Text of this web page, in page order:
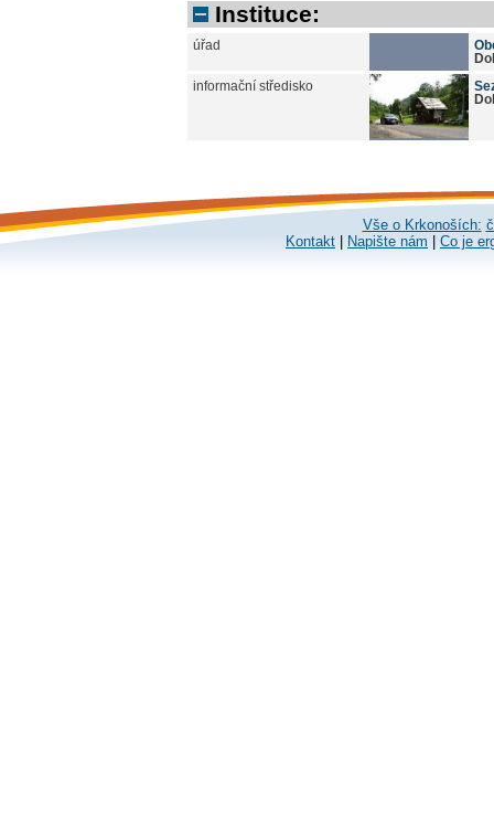
Instituce:
úřad
informační středisko
Vše o Krkonoších:
Kontakt
Napište nám Co je